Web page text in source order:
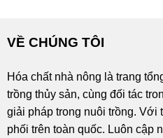
VỀ CHÚNG TÔI
Hóa chất nhà nông là trang
trồng thủy sản, cùng đối tác
giải pháp trong nuôi trồng. Với
phối trên toàn quốc. Luôn cập